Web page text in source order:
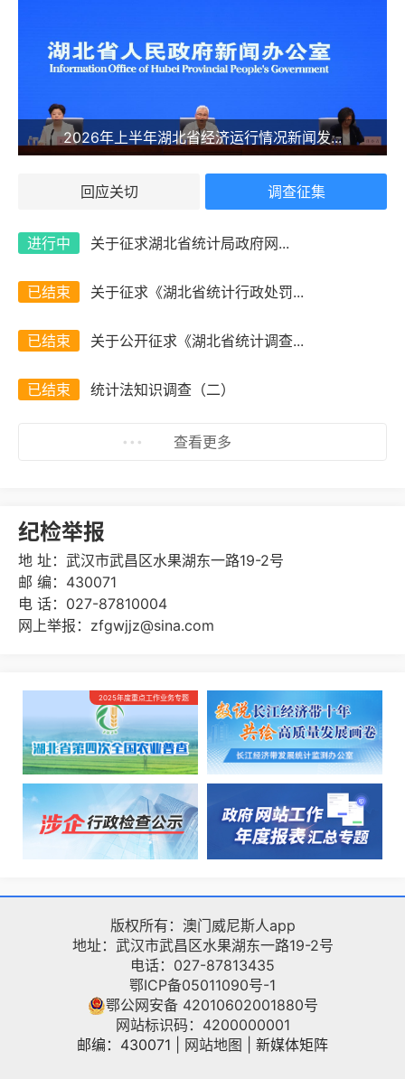
2026年上半年湖北省经济运行情况新闻发...
回应关切 调查征集
进行中 关于征求湖北省统计局政府网...
已结束 关于征求《湖北省统计行政处罚...
已结束 关于公开征求《湖北省统计调查...
已结束 统计法知识调查（二）
查看更多
纪检举报
地 址：武汉市武昌区水果湖东一路19-2号
邮 编：430071
电 话：027-87810004
网上举报：zfgwjjz@sina.com
2025年度重点工作业务专题
版权所有：澳门威尼斯人app
地址：武汉市武昌区水果湖东一路19-2号
电话：027-87813435
鄂ICP备05011090号-1
鄂公网安备 42010602001880号
网站标识码：4200000001
邮编：430071
网站地图 新媒体矩阵